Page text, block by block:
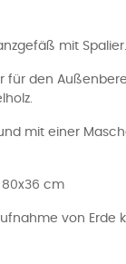
mit
für den
mit einer
80x36 cm
von Erde